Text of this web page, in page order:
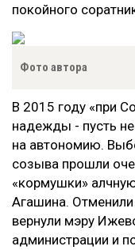
покойного
Фото автора
В 2015 году «при
надежды - пусть
на автономию.
созыва прошли
«кормушки»
Агашина. Отменили
вернули мэру
администрации и